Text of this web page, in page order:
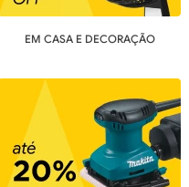
EM CASA E DECORAÇÃO